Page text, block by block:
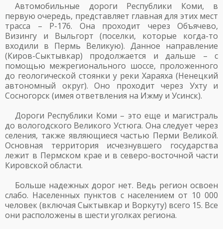
Автомобильные дороги Республики Коми, в
первую очередь, представляет главная для этих мест
трасса – Р-176. Она проходит через Объячево,
Визингу и Выльгорт (поселки, которые когда-то
входили в Пермь Великую). Данное направление
(Киров-Сыктывкар) продолжается и дальше – с
помощью межрегионального шоссе, проложенного
до геологической стоянки у реки Хараяха (Ненецкий
автономный округ). Оно проходит через Ухту и
Сосногорск (имея ответвления на Ижму и Усинск).
Дороги Республики Коми – это еще и магистраль
до вологодского Великого Устюга. Она следует через
селения, также являющиеся частью Перми Великой.
Основная территория исчезнувшего государства
лежит в Пермском крае и в северо-восточной части
Кировской области.
Больше надежных дорог нет. Ведь регион освоен
слабо. Населенных пунктов с населением от 10 000
человек (включая Сыктывкар и Воркуту) всего 15. Все
они расположены в шести уголках региона.